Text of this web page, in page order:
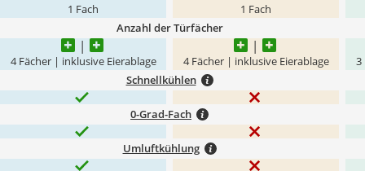
1 Fach 1 Fach
Anzahl der Türfächer
4 Fächer | inklusive Eierablage 4 Fächer | inklusive Eierablage 3
Schnellkühlen
0-Grad-Fach
Umluftkühlung